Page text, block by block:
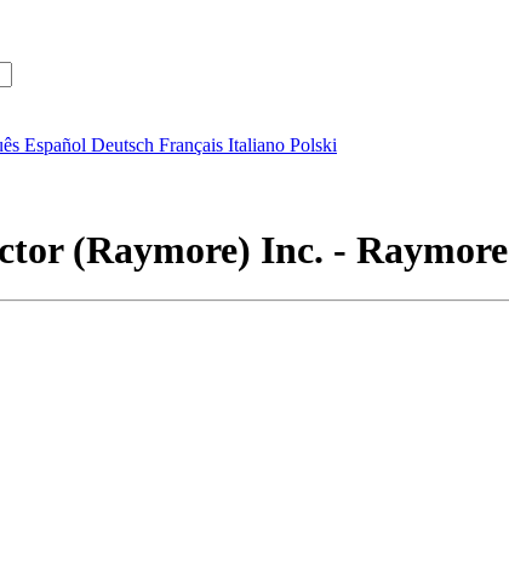
Español Deutsch Français Italiano Polski
(Raymore) Inc. - Raymore